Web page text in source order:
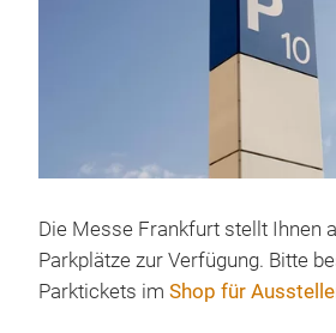
Die Messe Frankfurt stellt Ihnen
Parkplätze zur Verfügung. Bitte
Parktickets im Shop für